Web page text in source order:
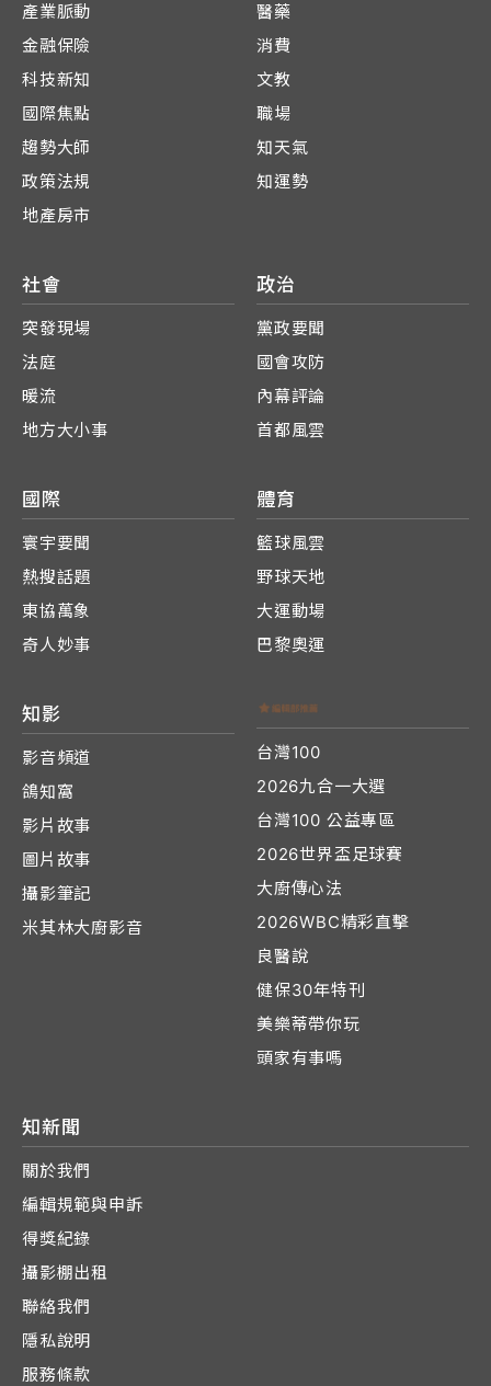
產業脈動
金融保險
科技新知
國際焦點
趨勢大師
政策法規
地產房市
醫藥
消費
文教
職場
知天氣
知運勢
社會
突發現場
法庭
暖流
地方大小事
政治
黨政要聞
國會攻防
內幕評論
首都風雲
國際
寰宇要聞
熱搜話題
東協萬象
奇人妙事
體育
籃球風雲
野球天地
大運動場
巴黎奧運
知影
影音頻道
鴿知窩
影片故事
圖片故事
攝影筆記
米其林大廚影音
台灣100
2026九合一大選
台灣100 公益專區
2026世界盃足球賽
大廚傳心法
2026WBC精彩直擊
良醫說
健保30年特刊
美樂蒂帶你玩
頭家有事嗎
知新聞
關於我們
編輯規範與申訴
得獎紀錄
攝影棚出租
聯絡我們
隱私說明
服務條款